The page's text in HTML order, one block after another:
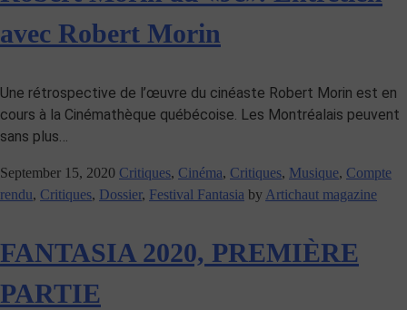
avec Robert Morin
Une rétrospective de l’œuvre du cinéaste Robert Morin est en
cours à la Cinémathèque québécoise. Les Montréalais peuvent
sans plus…
September 15, 2020 Critiques, Cinéma, Critiques, Musique, Compte
rendu, Critiques, Dossier, Festival Fantasia by Artichaut magazine
FANTASIA 2020, PREMIÈRE
PARTIE